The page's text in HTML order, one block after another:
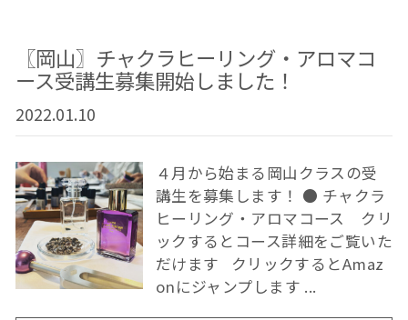
〖岡山〗チャクラヒーリング・アロマコ
ース受講生募集開始しました！
2022.01.10
４月から始まる岡山クラスの受
講生を募集します！ ● チャクラ
ヒーリング・アロマコース クリ
ックするとコース詳細をご覧いた
だけます クリックするとAmaz
onにジャンプします ...